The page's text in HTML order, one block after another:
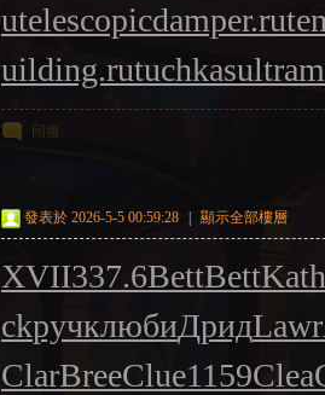
utelescopicdamper.ru
uilding.rutuchkas
回復
發表於 2026-5-5 00:59:28 顯示全部樓層
XVII337.6BettBettKath
ckручклюбиДридLawr
ClarBreeClue1159Clea